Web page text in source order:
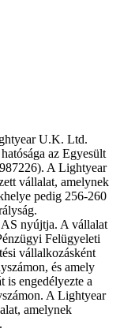
U.K. Ltd.
az Egyesült
A Lightyear
vállalat, amelynek
pedig 256-260
AS nyújtja. A vállalat
Felügyeleti
vállalkozásként
és amely
is engedélyezte a
A Lightyear
amelynek